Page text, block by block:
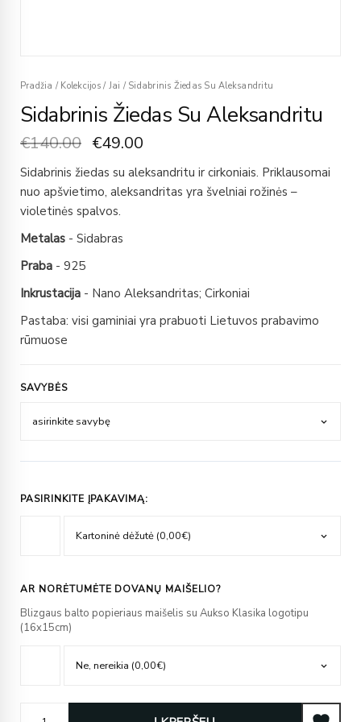
Pradžia / Kolekcijos / Jai /Sidabrinis Žiedas Su Aleksandritu
Sidabrinis Žiedas Su Aleksandritu
€140.00 €49.00
Sidabrinis žiedas su aleksandritu ir cirkoniais. Priklausomai
nuo apšvietimo, aleksandritas yra švelniai rožinės –
violetinės spalvos.
Metalas - Sidabras
Praba - 925
Inkrustacija - Nano Aleksandritas; Cirkoniai
Pastaba: visi gaminiai yra prabuoti Lietuvos prabavimo
rūmuose
SAVYBĖS
PASIRINKITE ĮPAKAVIMĄ:
AR NORĖTUMĖTE DOVANŲ MAIŠELIO?
Blizgaus balto popieriaus maišelis su Aukso Klasika logotipu
(16x15cm)